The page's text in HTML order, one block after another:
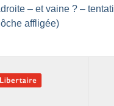
– et vaine ? –
affligée)